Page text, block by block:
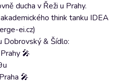
ducha v Řeži u Prahy.
think tanku IDEA
ei.cz)
Dobrovský & Šídlo:
🎤
🎤